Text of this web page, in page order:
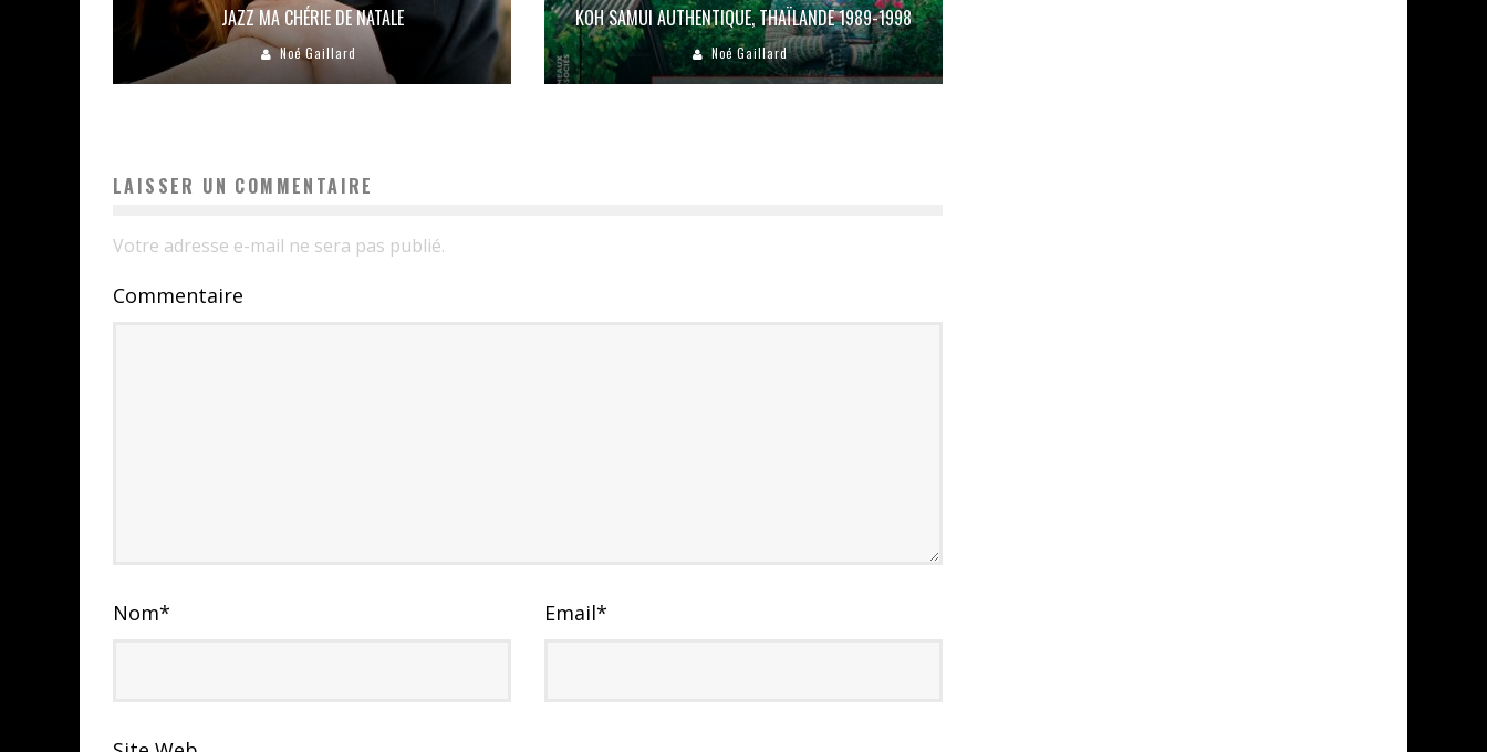
JAZZ MA CHÉRIE DE NATALE
Noé Gaillard
KOH SAMUI AUTHENTIQUE, THAÏLANDE 1989-1998
Noé Gaillard
LAISSER UN COMMENTAIRE
Votre adresse e-mail ne sera pas publié.
Commentaire
Nom* Email*